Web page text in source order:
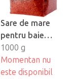
Sare de mare
pentru baie
Yamuna -
Trandafir
1000 g
Momentan nu
este disponibil